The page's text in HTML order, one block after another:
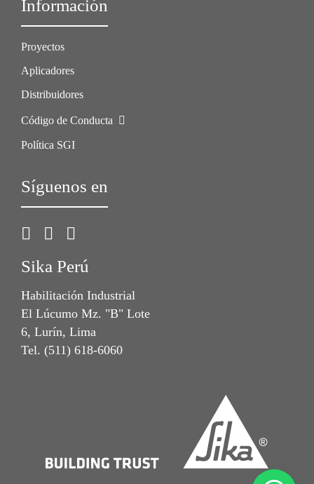
Información
Proyectos
Aplicadores
Distribuidores
Código de Conducta
Política SGI
Síguenos en
Sika Perú
Habilitación Industrial
El Lúcumo Mz. "B" Lote
6, Lurín, Lima
Tel. (511) 618-6060